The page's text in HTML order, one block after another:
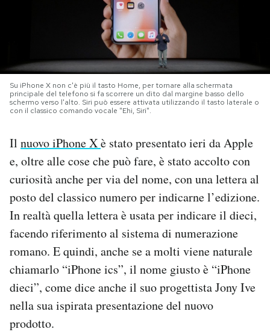
NEWSLETTER
I MIEI PREFERITI
SHOP
CALENDARIO
AREA PERSONALE
Area Personale
Newsletter
Regala il Post
Hai bisogno di aiuto?
Esci
Su iPhone X non c'è più il tasto Home, per tornare alla schermata
principale del telefono si fa scorrere un dito dal margine basso dello
schermo verso l'alto. Siri può essere attivata utilizzando il tasto laterale o
con il classico comando vocale "Ehi, Siri".
Il nuovo iPhone Xè stato presentato ieri da Apple
e, oltre alle cose che può fare, è stato accolto con
curiosità anche per via del nome, con una lettera al
posto del classico numero per indicarne l’edizione.
In realtà quella lettera è usata per indicare il dieci,
facendo riferimento al sistema di numerazione
romano. E quindi, anche se a molti viene naturale
chiamarlo “iPhone ics”, il nome giusto è “iPhone
dieci”, come dice anche il suo progettista Jony Ive
nella sua ispirata presentazione del nuovo
prodotto.